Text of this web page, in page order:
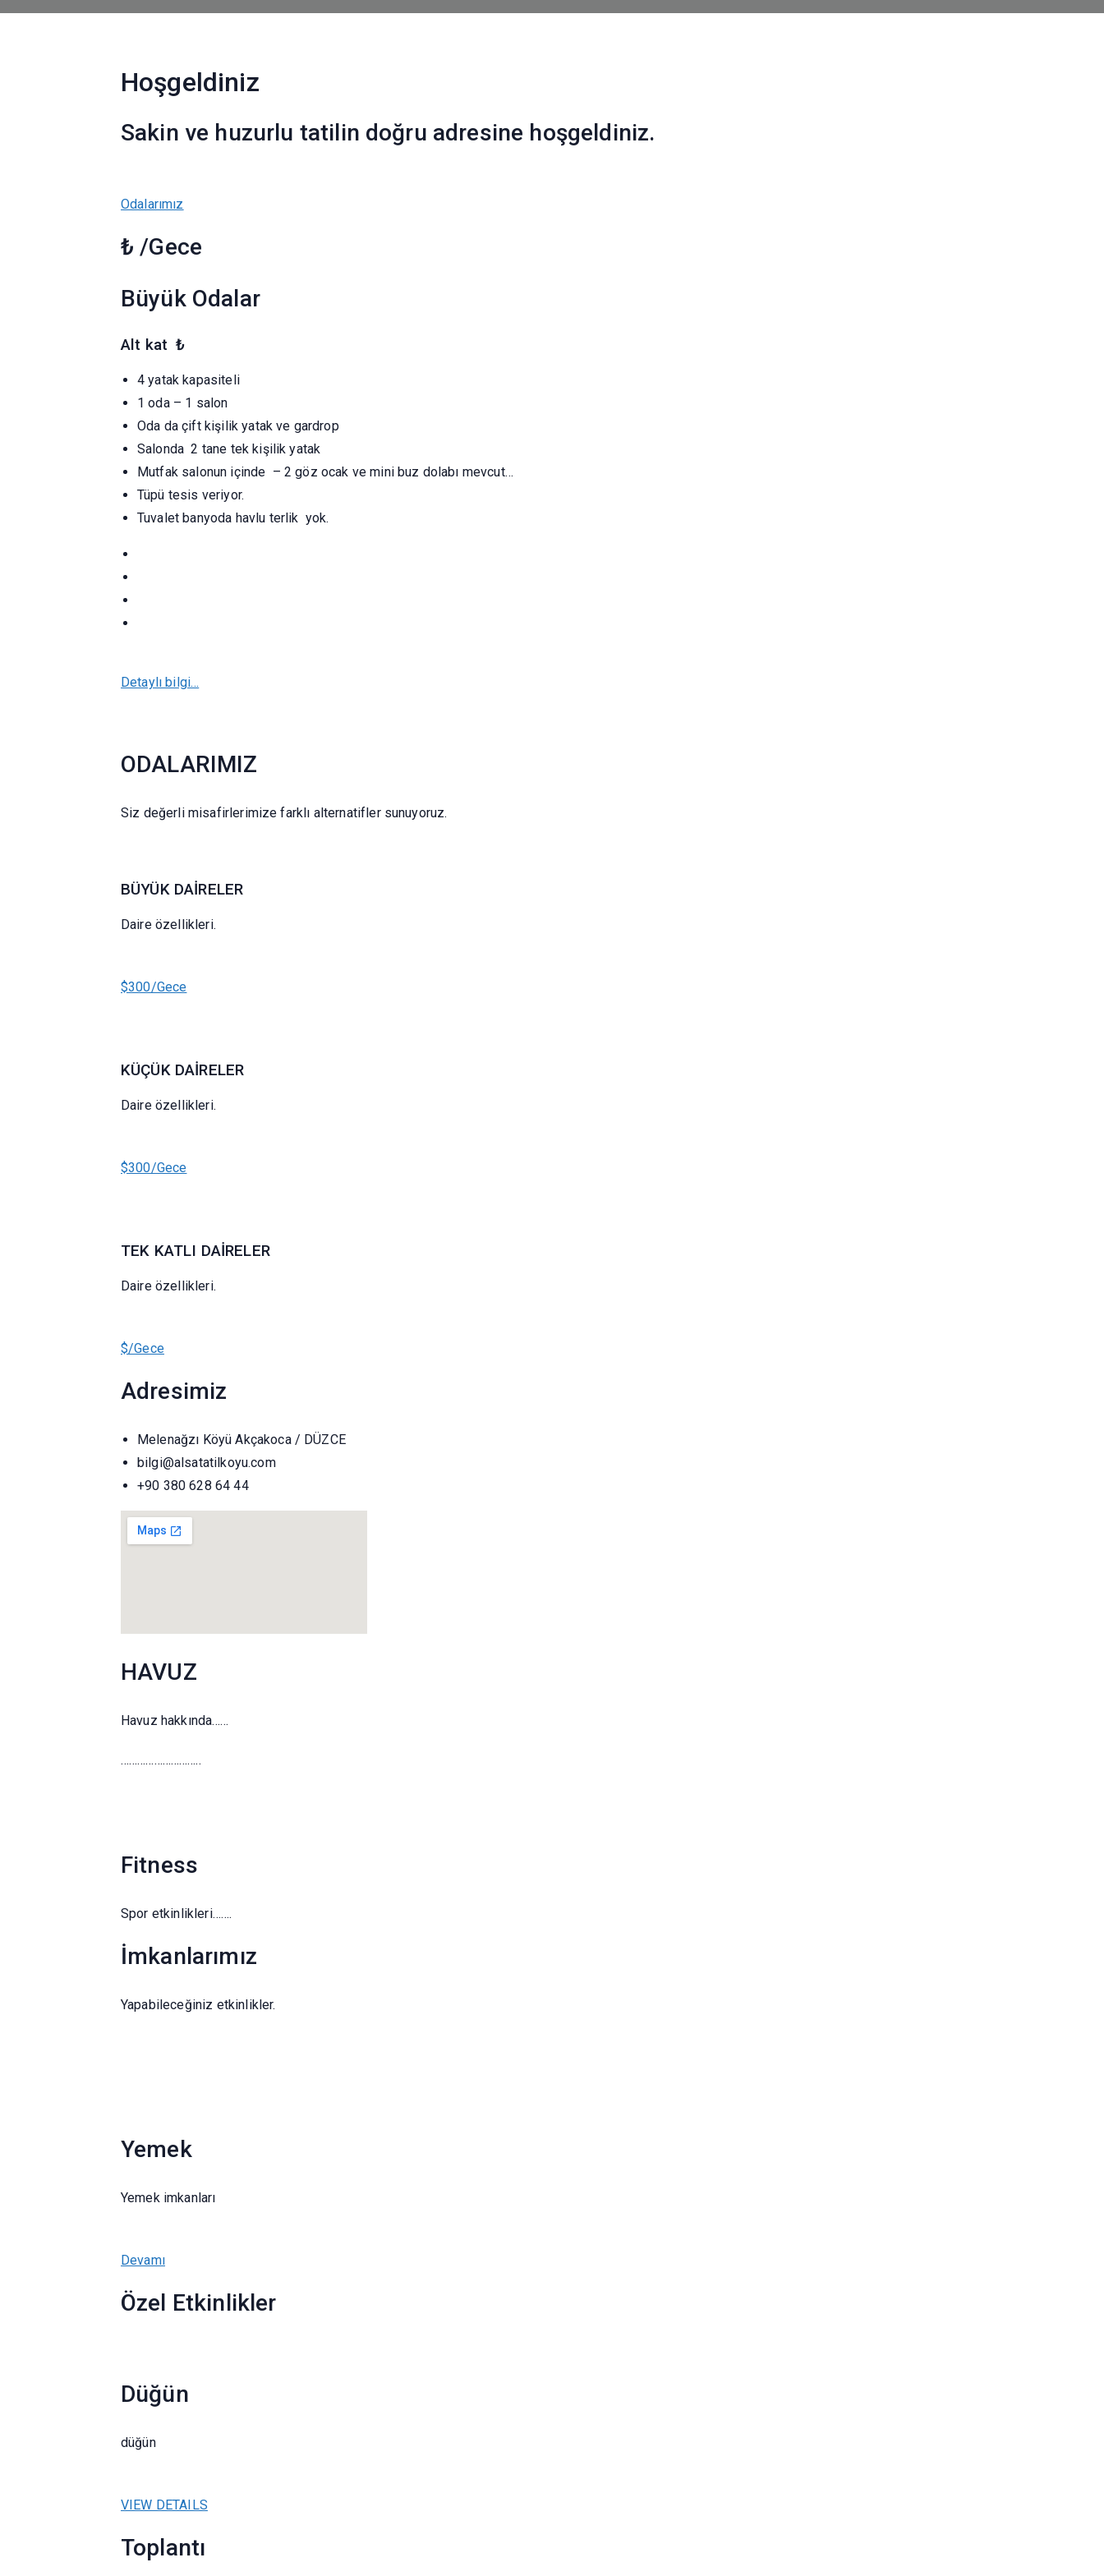
Hoşgeldiniz
Sakin ve huzurlu tatilin doğru adresine hoşgeldiniz.
Odalarımız
₺ /Gece
Büyük Odalar
Alt kat ₺
4 yatak kapasiteli
1 oda – 1 salon
Oda da çift kişilik yatak ve gardrop
Salonda 2 tane tek kişilik yatak
Mutfak salonun içinde – 2 göz ocak ve mini buz dolabı mevcut…
Tüpü tesis veriyor.
Tuvalet banyoda havlu terlik yok.
Detaylı bilgi…
ODALARIMIZ
Siz değerli misafirlerimize farklı alternatifler sunuyoruz.
BÜYÜK DAİRELER
Daire özellikleri.
$300/Gece
KÜÇÜK DAİRELER
Daire özellikleri.
$300/Gece
TEK KATLI DAİRELER
Daire özellikleri.
$/Gece
Adresimiz
Melenağzı Köyü Akçakoca / DÜZCE
bilgi@alsatatilkoyu.com
+90 380 628 64 44
HAVUZ
Havuz hakkında……
………………………..
Fitness
Spor etkinlikleri…….
İmkanlarımız
Yapabileceğiniz etkinlikler.
Yemek
Yemek imkanları
Devamı
Özel Etkinlikler
Düğün
düğün
VIEW DETAILS
Toplantı